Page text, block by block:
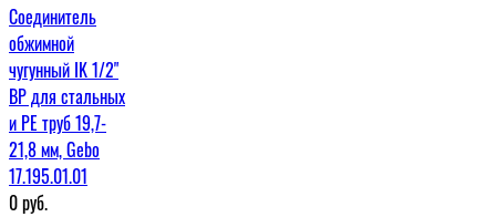
Соединитель
обжимной
чугунный IK 1/2"
ВР для стальных
и PE труб 19,7-
21,8 мм, Gebo
17.195.01.01
0руб.